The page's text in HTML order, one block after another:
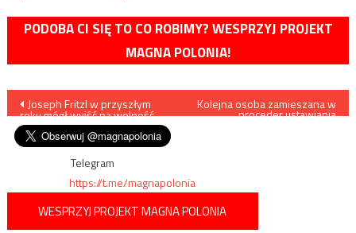
PODOBA CI SIĘ TO CO ROBIMY? WESPRZYJ PROJEKT
MAGNA POLONIA!
Nawigacja
wpisu
Joseph Fritzl w przyszłym
roku mógł wyjść na wolność
Kolejna osoba zamieszana w
proceder ustawiania
Telegram
https://t.me/magnapolonia
WESPRZYJ PROJEKT MAGNA POLONIA